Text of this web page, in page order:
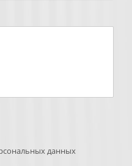
данных